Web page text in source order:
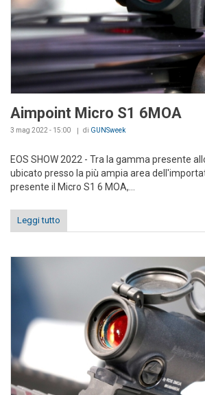
Aimpoint Micro S1 6MOA
3 mag 2022 - 15:00 di GUNSweek
EOS SHOW 2022 - Tra la gamma presente
ubicato presso la più ampia area
presente il Micro S1 6 MOA,...
Leggi tutto